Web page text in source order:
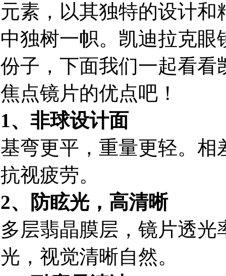
元素，以其独特的设计
中独树一帜。凯迪拉克
份子，下面我们一起看看
焦点镜片的优点吧！
1、非球设计面
基弯更平，重量更轻。
抗视疲劳。
2、防眩光，高清晰
多层翡晶膜层，镜片透光
光，视觉清晰自然。